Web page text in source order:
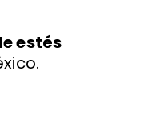
estés